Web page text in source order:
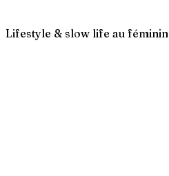
Lifestyle & slow life au féminin